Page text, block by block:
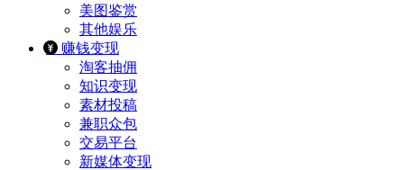
美图鉴赏
其他娱乐
赚钱变现
淘客抽佣
知识变现
素材投稿
兼职众包
交易平台
新媒体变现